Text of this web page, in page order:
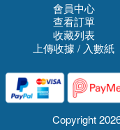
會員中心
查看訂單
收藏列表
上傳收據 / 入數紙
Copyright